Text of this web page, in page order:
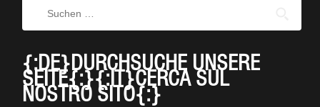
{:DE}DURCHSUCHE UNSERE
SEITE{:}{:IT}CERCA SUL
NOSTRO SITO{:}